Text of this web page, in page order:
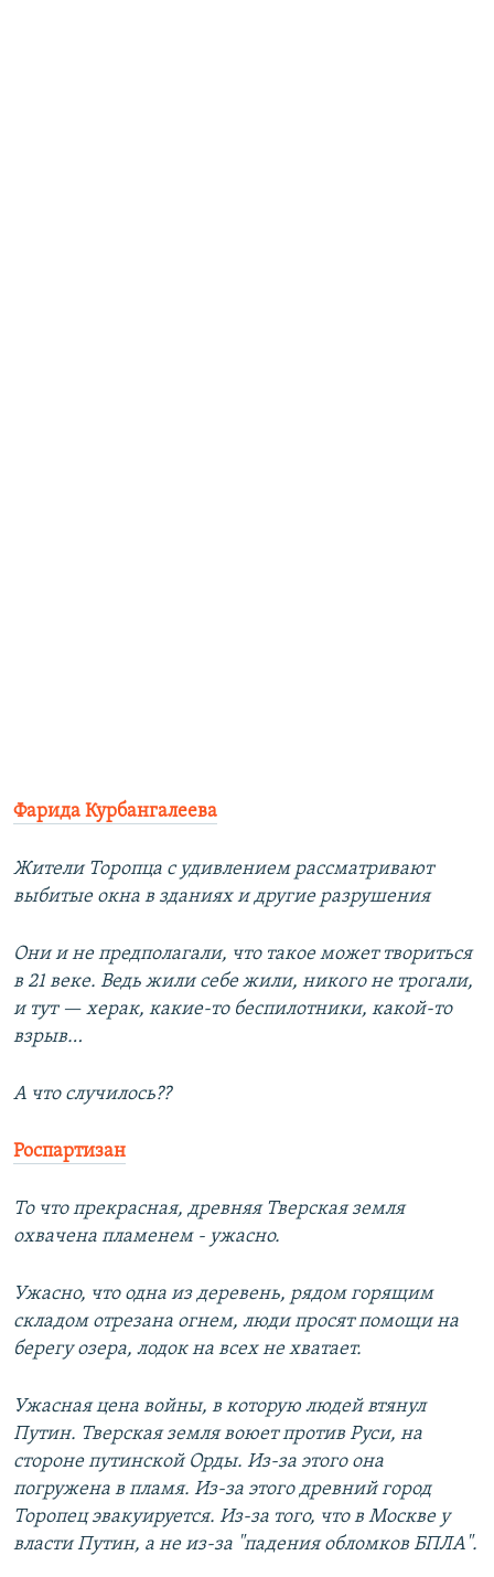
Фарида Курбангалеева
Жители Торопца с удивлением рассматривают
выбитые окна в зданиях и другие разрушения
Они и не предполагали, что такое может твориться
в 21 веке. Ведь жили себе жили, никого не трогали,
и тут — херак, какие-то беспилотники, какой-то
взрыв…
А что случилось??
Роспартизан
То что прекрасная, древняя Тверская земля
охвачена пламенем - ужасно.
Ужасно, что одна из деревень, рядом горящим
складом отрезана огнем, люди просят помощи на
берегу озера, лодок на всех не хватает.
Ужасная цена войны, в которую людей втянул
Путин. Тверская земля воюет против Руси, на
стороне путинской Орды. Из-за этого она
погружена в пламя. Из-за этого древний город
Торопец эвакуируется. Из-за того, что в Москве у
власти Путин, а не из-за "падения обломков БПЛА".